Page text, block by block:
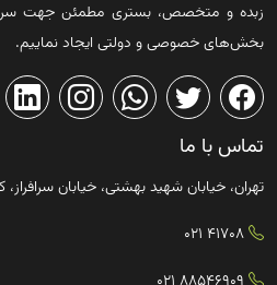
زبده و متخصص، بستری مطمئن جهت
بخش‌های خصوصی و دولتی ایجاد نماییم.
تماس با ما
تهران، خیابان شهید بهشتی، خیابان سرافراز، کوچه
41708 021